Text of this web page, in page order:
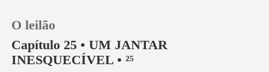
O leilão
Capítulo 25 • UM JANTAR
INESQUECÍVEL • ²⁵